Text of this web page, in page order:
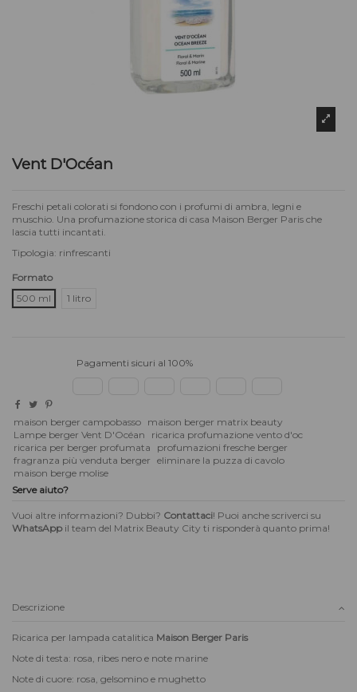
Vent D'Océan
Freschi petali colorati si fondono con i profumi di ambra, legni e
muschio. Una profumazione storica di casa Maison Berger Paris che
lascia tutti incantati.
Tipologia: rinfrescanti
Formato
500 ml
1 litro
Pagamenti sicuri al 100%
maison berger campobasso maison berger matrix beauty
Lampe berger Vent D'Océan
ricarica profumazione vento d'oc
ricarica per berger profumata
profumazioni fresche berger
fragranza più venduta berger
eliminare la puzza di cavolo
maison berge molise
Serve aiuto?
Vuoi altre informazioni? Dubbi? Contattaci! Puoi anche scriverci su
WhatsAppil team del Matrix Beauty City ti risponderà quanto prima!
Descrizione
Ricarica per lampada catalitica Maison Berger Paris
Note di testa: rosa, ribes nero e note marine
Note di cuore: rosa, gelsomino e mughetto